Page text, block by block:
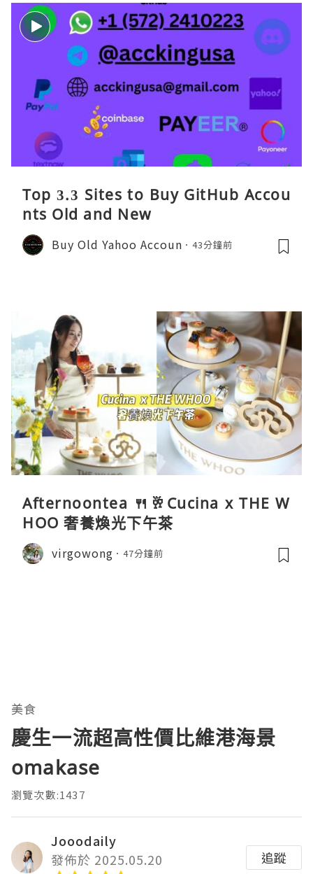
Top 3.3 Sites to Buy GitHub Accou
nts Old and New
Buy Old Yahoo Accoun 43分鐘前
Afternoontea 🍴🥂Cucina x THE W
HOO 奢養煥光下午茶
virgowong 47分鐘前
美食
慶生一流超高性價比維港海景
omakase
瀏覽次數:1437
Jooodaily
發佈於 2025.05.20
追蹤